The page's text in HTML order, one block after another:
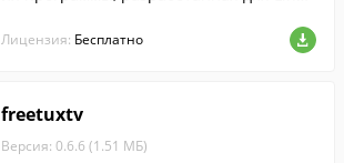
Лицензия: Бесплатно
freetuxtv
Версия: 0.6.6 (1.51 МБ)